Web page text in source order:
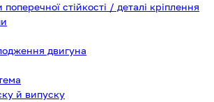
поперечної стійкості / деталі кріплення
двигуна
й випуску